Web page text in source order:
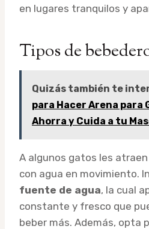
en lugares tranquilos y
Tipos de
Quizás también te
para Hacer Arena para
Ahorra y Cuida a tu
A algunos gatos les
con agua en movimiento.
fuente de agua, la cual
constante y fresco que
beber más. Además, opta